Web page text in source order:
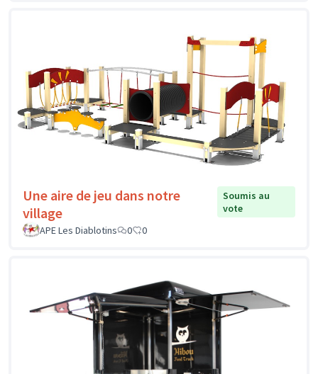
Une aire de jeu dans notre
village
Soumis au
vote
APE Les Diablotins
0 0